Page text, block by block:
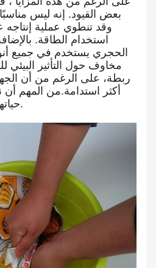
بعض القيود. إنه ليس
وقد تنطوي عملية
استخدام الطاقة.
الحجري يستخدم في جميع
مخاوف حول التأثير البيئي
ربطة، على الرغم من أن
أكثر استدامة.من المهم أن
حياتها الكاملة وآثارها البيئية.